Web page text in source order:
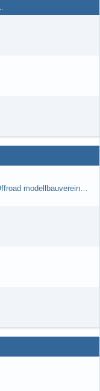
Gibt es noch in Raum Hannover RC Car Offroad modellbauvereine, habe selbst schon gegoogelt aber erfolglos